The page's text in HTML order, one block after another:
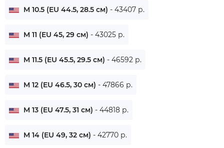
M 10.5 (EU 44.5, 28.5 см) - 43407 р.
M 11 (EU 45, 29 см) - 43025 р.
M 11.5 (EU 45.5, 29.5 см) - 46592 р.
M 12 (EU 46.5, 30 см) - 47866 р.
M 13 (EU 47.5, 31 см) - 44818 р.
M 14 (EU 49, 32 см) - 42770 р.